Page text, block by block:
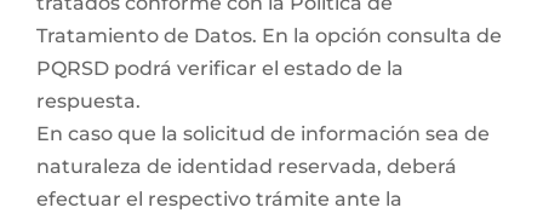
Tratamiento de Datos. En la opción consulta de
PQRSD podrá verificar el estado de la
respuesta.
En caso que la solicitud de información sea de
naturaleza de identidad reservada, deberá
efectuar el respectivo trámite ante la